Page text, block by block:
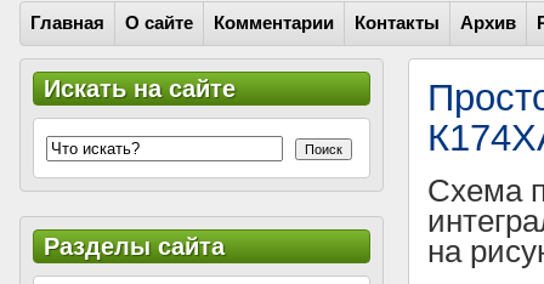
Главная О сайте Комментарии Контакты Архив
Схема
на
Искать на сайте
Поиск
Разделы сайта